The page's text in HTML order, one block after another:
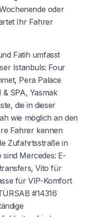
oder
Ihr Fahrer
Fatih umfasst
Istanbuls: Four
Pera Palace
SPA, Yasmak
die in dieser
wie möglich an den
Fahrer kennen
Zufahrtsstraße in
Mercedes: E-
Vito für
für VIP-Komfort
#14316